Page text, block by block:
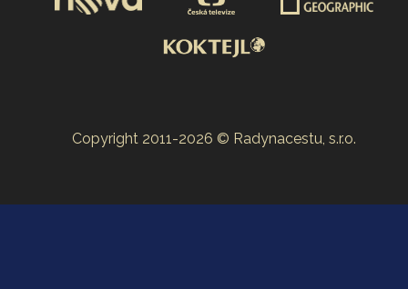
Copyright 2011-2026 © Radynacestu, s.r.o.